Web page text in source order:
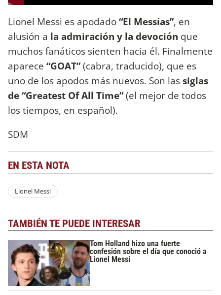
Lionel Messi es apodado“El Messías”, en
alusión a la admiración y la devoción que
muchos fanáticos sienten hacia él. Finalmente
aparece “GOAT”(cabra, traducido), que es
uno de los apodos más nuevos. Son lassiglas
de “Greatest Of All Time”(el mejor de todos
los tiempos, en español).
SDM
EN ESTA NOTA
Lionel Messi
TAMBIÉN TE PUEDE INTERESAR
Tom Holland hizo una fuerte
confesión sobre el día que conoció a
Lionel Messi